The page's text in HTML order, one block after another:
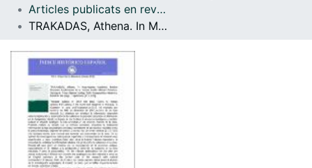
Com publicar
Articles publicats en revistes (Història i Arqueologia)
TRAKADAS, Athena. In Mauretaniae maritimis. Marine Resource Exploitation in a Roman North African Province. Stuttgart: Franz Steiner Verlag, 2019. Geographica Historica, band 40. 667 pàgs.